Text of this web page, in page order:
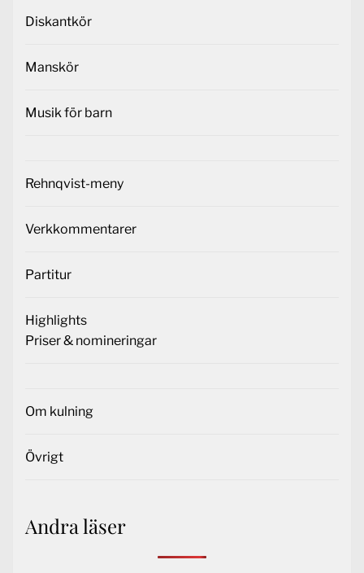
Diskantkör
Manskör
Musik för barn
Rehnqvist-meny
Verkkommentarer
Partitur
Highlights
Priser & nomineringar
Om kulning
Övrigt
Andra läser